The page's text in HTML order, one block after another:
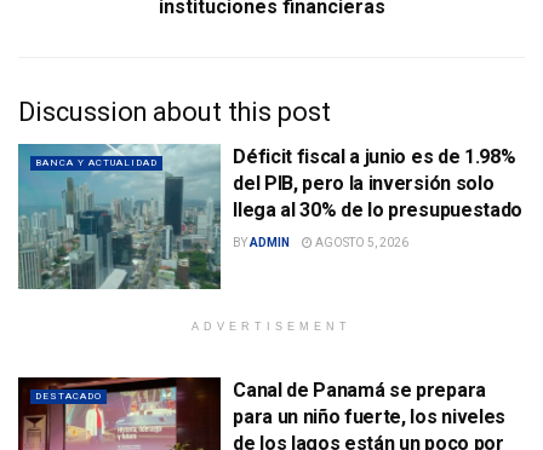
instituciones financieras
Discussion about this post
BANCA Y ACTUALIDAD
Déficit fiscal a junio es de 1.98%
del PIB, pero la inversión solo
llega al 30% de lo presupuestado
BYADMIN AGOSTO 5, 2026
ADVERTISEMENT
DESTACADO
Canal de Panamá se prepara
para un niño fuerte, los niveles
de los lagos están un poco por